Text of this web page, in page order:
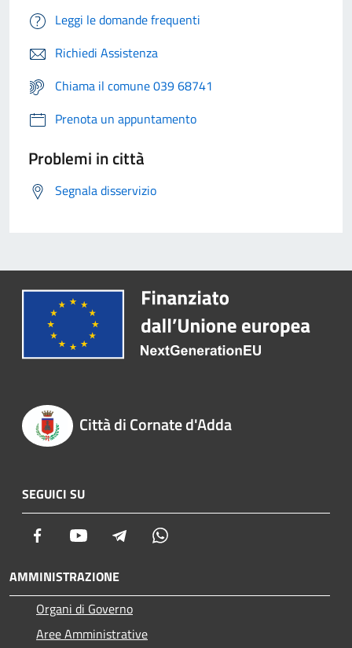
Leggi le domande frequenti
Richiedi Assistenza
Chiama il comune 039 68741
Prenota un appuntamento
Problemi in città
Segnala disservizio
Città di Cornate d'Adda
SEGUICI SU
Facebook Youtube Telegram
AMMINISTRAZIONE
Organi di Governo
Aree Amministrative